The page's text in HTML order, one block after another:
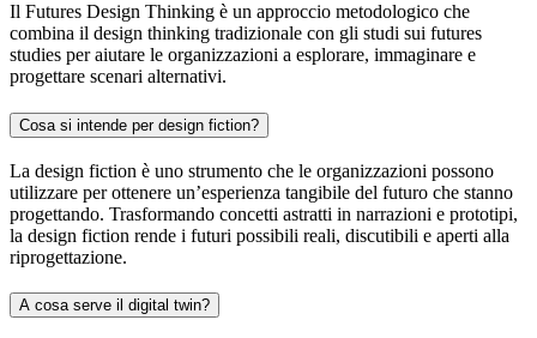
Il Futures Design Thinking è un approccio metodologico che
combina il design thinking tradizionale con gli studi sui futures
studies per aiutare le organizzazioni a esplorare, immaginare e
progettare scenari alternativi.
Cosa si intende per design fiction?
La design fiction è uno strumento che le organizzazioni possono
utilizzare per ottenere un’esperienza tangibile del futuro che stanno
progettando. Trasformando concetti astratti in narrazioni e prototipi,
la design fiction rende i futuri possibili reali, discutibili e aperti alla
riprogettazione.
A cosa serve il digital twin?